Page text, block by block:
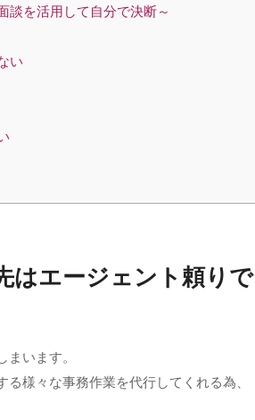
談を活用して自分で決断～
い
はエージェント頼りで
います。
様々な事務作業を代行してくれる為、